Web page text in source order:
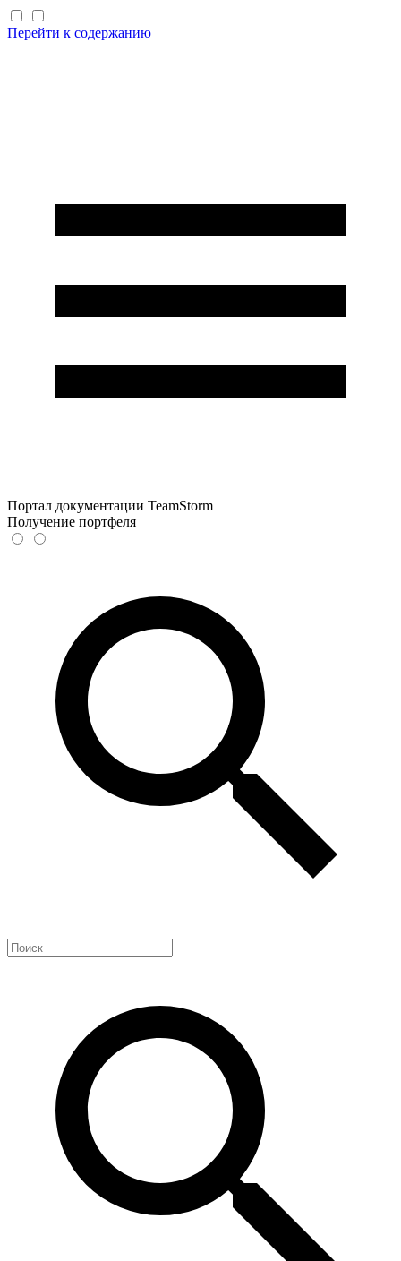
Перейти к содержанию
Портал документации TeamStorm
Получение портфеля